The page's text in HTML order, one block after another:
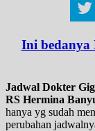
Ini bedanya
Jadwal Dokter
RS Hermina
hanya yg sudah
perubahan